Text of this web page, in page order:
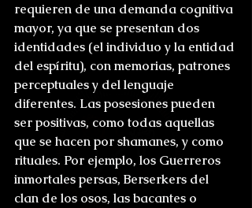
requieren de una demanda cognitiva
mayor, ya que se presentan dos
identidades (el individuo y la entidad
del espíritu), con memorias, patrones
perceptuales y del lenguaje
diferentes. Las posesiones pueden
ser positivas, como todas aquellas
que se hacen por shamanes, y como
rituales. Por ejemplo, los Guerreros
inmortales persas, Berserkers del
clan de los osos, las bacantes o